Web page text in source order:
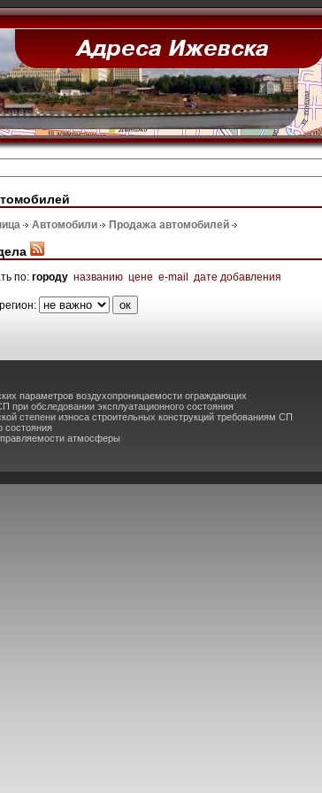
Автомобили Продажа автомобилей
по: городу названию цене e-mail дате добавления
параметров воздухопроницаемости ограждающих
при обследовании эксплуатационного состояния
степени износа строительных конструкций требованиям СП
состояния
атмосферы